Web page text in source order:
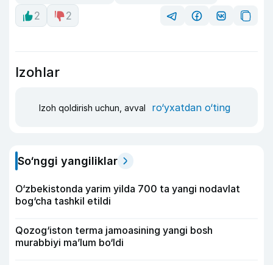
2
2
Izohlar
Izoh qoldirish uchun, avval ro‘yxatdan o‘ting
So‘nggi yangiliklar
O‘zbekistonda yarim yilda 700 ta yangi nodavlat
bog‘cha tashkil etildi
Qozog‘iston terma jamoasining yangi bosh
murabbiyi ma’lum bo‘ldi